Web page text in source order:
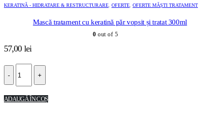
KERATINĂ - HIDRATARE & RESTRUCTURARE OFERTE OFERTE MĂȘTI TRATAMENT
Mască tratament cu keratină păr vopsit și tratat 300ml
0 out of 5
57,00 lei
- +
ADAUGĂ ÎN COȘ